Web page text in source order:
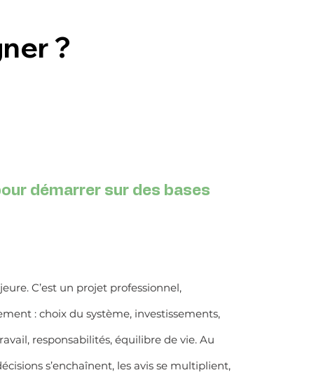
?
démarrer sur des bases
C’est un projet professionnel,
: choix du système, investissements,
responsabilités, équilibre de vie. Au
s’enchaînent, les avis se multiplient,